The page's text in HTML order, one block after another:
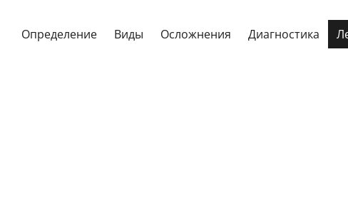
Определение Виды Осложнения Диагностика